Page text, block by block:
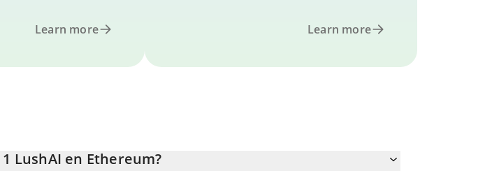
Learn more Learn more
LushAI en Ethereum?